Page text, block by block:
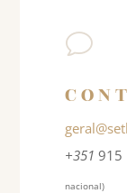
v
+351
nacional)